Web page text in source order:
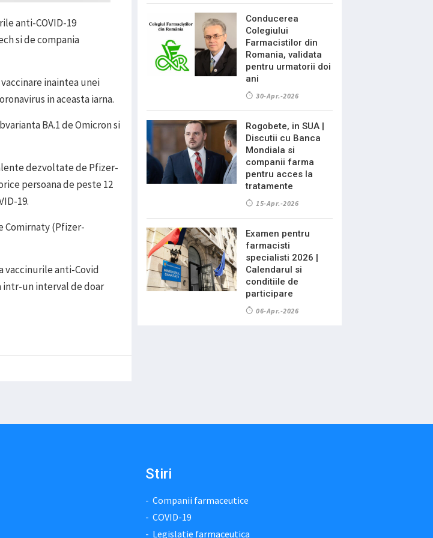
anti-COVID-19
si de compania
inaintea unei
in aceasta iarna.
BA.1 de Omicron si
dezvoltate de Pfizer-
persoana de peste 12
19.
Comirnaty (Pfizer-
vaccinurile anti-Covid
intr-un interval de doar
Conducerea
Colegiului
Farmacistilor din
Romania, validata
pentru urmatorii doi
ani
30-Apr.-2026
Rogobete, in SUA |
Discutii cu Banca
Mondiala si
companii farma
pentru acces la
tratamente
15-Apr.-2026
Examen pentru
farmacisti
specialisti 2026 |
Calendarul si
conditiile de
participare
06-Apr.-2026
Stiri
Companii farmaceutice
COVID-19
Legislatie farmaceutica